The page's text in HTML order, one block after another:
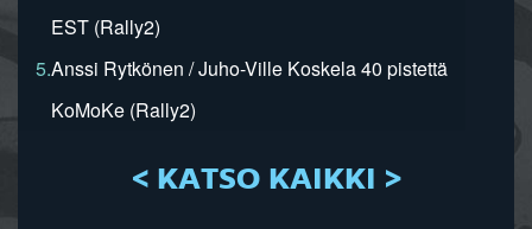
EST (Rally2)
5.Anssi Rytkönen / Juho-Ville Koskela 40 pistettä
KoMoKe (Rally2)
< KATSO KAIKKI >